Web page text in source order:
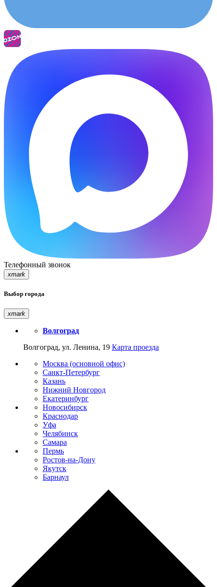
Телефонный звонок
xmark
Выбор города
xmark
Волгоград
Волгоград, ул. Ленина, 19 Карта проезда
Москва (основной офис)
Санкт-Петербург
Казань
Нижний Новгород
Екатеринбург
Новосибирск
Краснодар
Уфа
Челябинск
Самара
Пермь
Ростов-на-Дону
Якутск
Барнаул